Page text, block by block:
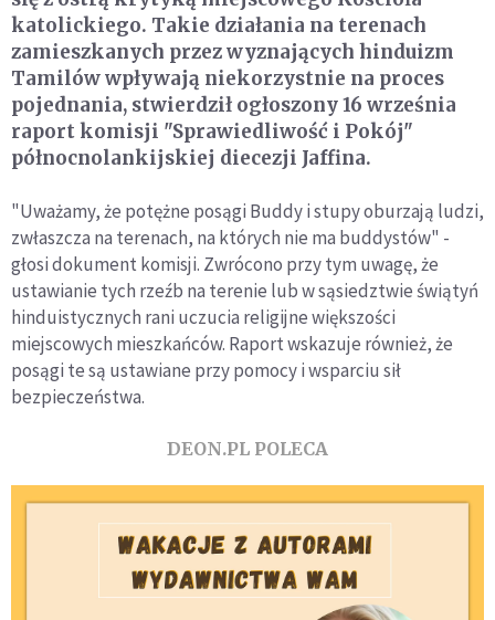
katolickiego. Takie działania na terenach
zamieszkanych przez wyznających hinduizm
Tamilów wpływają niekorzystnie na proces
pojednania, stwierdził ogłoszony 16 września
raport komisji "Sprawiedliwość i Pokój"
północnolankijskiej diecezji Jaffina.
"Uważamy, że potężne posągi Buddy i stupy oburzają ludzi,
zwłaszcza na terenach, na których nie ma buddystów" -
głosi dokument komisji. Zwrócono przy tym uwagę, że
ustawianie tych rzeźb na terenie lub w sąsiedztwie świątyń
hinduistycznych rani uczucia religijne większości
miejscowych mieszkańców. Raport wskazuje również, że
posągi te są ustawiane przy pomocy i wsparciu sił
bezpieczeństwa.
DEON.PL POLECA